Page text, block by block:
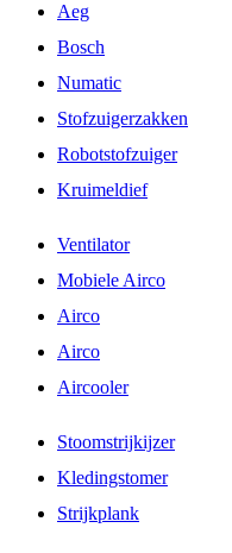
Aeg
Bosch
Numatic
Stofzuigerzakken
Robotstofzuiger
Kruimeldief
Ventilator
Mobiele Airco
Airco
Airco
Aircooler
Stoomstrijkijzer
Kledingstomer
Strijkplank